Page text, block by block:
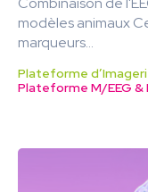
modèles animaux Ce projet vise à identifier les
marqueurs...
Plateforme
Plateforme M/EEG &